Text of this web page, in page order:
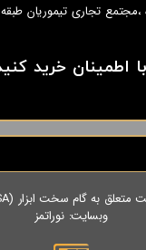
تجاری تیموریان طبقه
با اطمینان خرید
وبسایت:نوراتمز